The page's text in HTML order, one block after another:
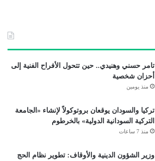
تامر حسني وهنيدي.. حين تتحول الأفراح الفنية إلى
أحزان شخصية
منذ يومين
تركيا والسودان يوقعان بروتوكولاً لإنشاء «الجامعة
التركية السودانية الدولية» بالخرطوم
منذ 7 ساعات
وزير الشؤون الدينية والأوقاف: تطوير نظام الحج